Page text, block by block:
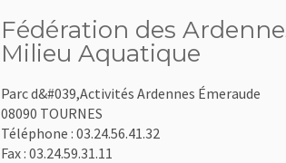
Fédération des
Milieu Aquatique
Parc d&#039,Activités Ardennes Émeraude
08090 TOURNES
Téléphone : 03.24.56.41.32
Fax : 03.24.59.31.11